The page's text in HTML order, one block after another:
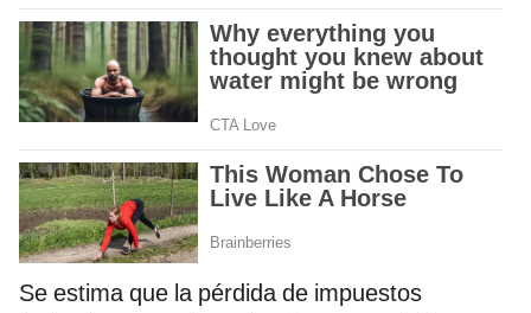
Se estima que la pérdida de impuestos